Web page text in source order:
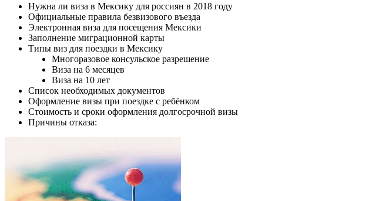
Нужна ли виза в Мексику для россиян в 2018 году
Официальные правила безвизового въезда
Электронная виза для посещения Мексики
Заполнение миграционной карты
Типы виз для поездки в Мексику
Многоразовое консульское разрешение
Виза на 6 месяцев
Виза на 10 лет
Список необходимых документов
Оформление визы при поездке с ребёнком
Стоимость и сроки оформления долгосрочной визы
Причины отказа: